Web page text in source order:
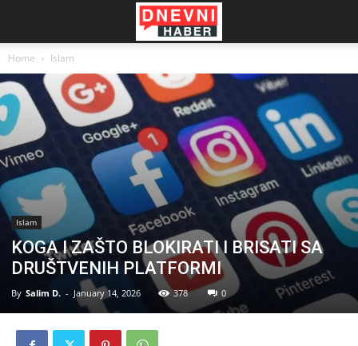
Home Islam
Islam
KOGA I ZAŠTO BLOKIRATI I BRISATI SA
DRUŠTVENIH PLATFORMI
By Salim D. - January 14, 2026 378 0